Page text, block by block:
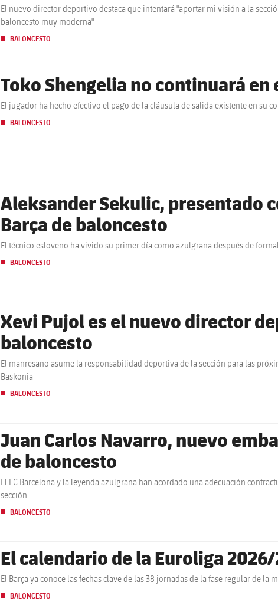
El nuevo director deportivo destaca que intentará "aportar mi visión a la
baloncesto muy moderna"
BALONCESTO
Toko Shengelia no continuará en
El jugador ha hecho efectivo el pago de la cláusula de salida existente en su
BALONCESTO
Aleksander Sekulic, presentado
Barça de baloncesto
El técnico esloveno ha vivido su primer día como azulgrana después de
BALONCESTO
Xevi Pujol es el nuevo director
baloncesto
El manresano asume la responsabilidad deportiva de la sección para las
Baskonia
BALONCESTO
Juan Carlos Navarro, nuevo
de baloncesto
El FC Barcelona y la leyenda azulgrana han acordado una adecuación
sección
BALONCESTO
El calendario de la Euroliga
El Barça ya conoce las fechas clave de las 38 jornadas de la fase regular de la
BALONCESTO